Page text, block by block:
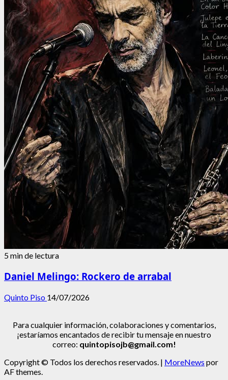
5 min de lectura
Daniel Melingo: Rockero de arrabal
Quinto Piso 14/07/2026
Para cualquier información, colaboraciones y comentarios,
¡estaríamos encantados de recibir tu mensaje en nuestro
correo: quintopisojb@gmail.com!
Copyright © Todos los derechos reservados. | MoreNews por
AF themes.